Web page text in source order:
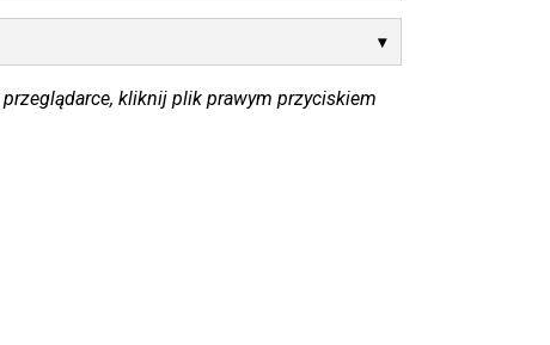
kliknij plik prawym przyciskiem